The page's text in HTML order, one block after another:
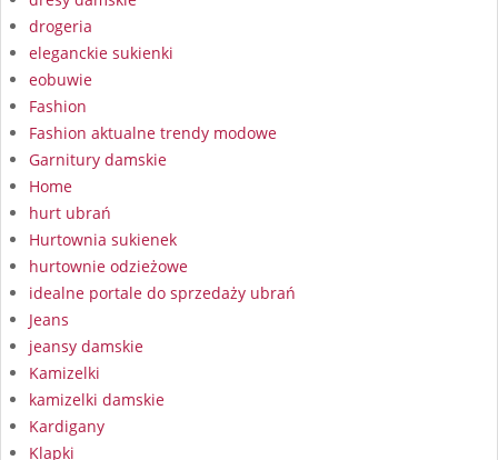
drogeria
eleganckie sukienki
eobuwie
Fashion
Fashion aktualne trendy modowe
Garnitury damskie
Home
hurt ubrań
Hurtownia sukienek
hurtownie odzieżowe
idealne portale do sprzedaży ubrań
Jeans
jeansy damskie
Kamizelki
kamizelki damskie
Kardigany
Klapki